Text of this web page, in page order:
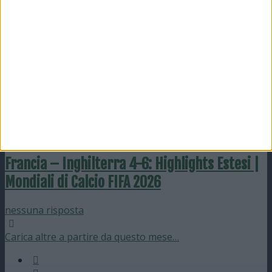
Francia – Inghilterra 4-6: Highlights Estesi |
Mondiali di Calcio FIFA 2026
nessuna risposta
Carica altre a partire da questo mese…